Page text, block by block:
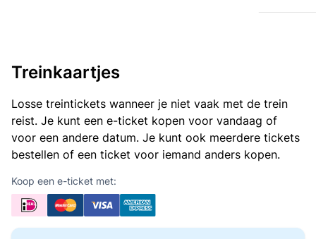
Treinkaartjes
Losse treintickets wanneer je niet vaak met de trein
reist. Je kunt een e-ticket kopen voor vandaag of
voor een andere datum. Je kunt ook meerdere tickets
bestellen of een ticket voor iemand anders kopen.
Koop een e-ticket met: